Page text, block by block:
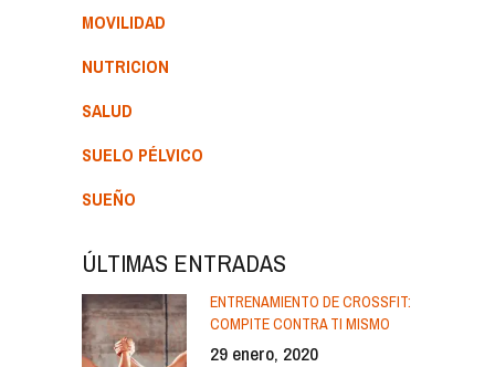
MOVILIDAD
NUTRICION
SALUD
SUELO PÉLVICO
SUEÑO
ÚLTIMAS ENTRADAS
ENTRENAMIENTO DE CROSSFIT:
COMPITE CONTRA TI MISMO
29 enero, 2020